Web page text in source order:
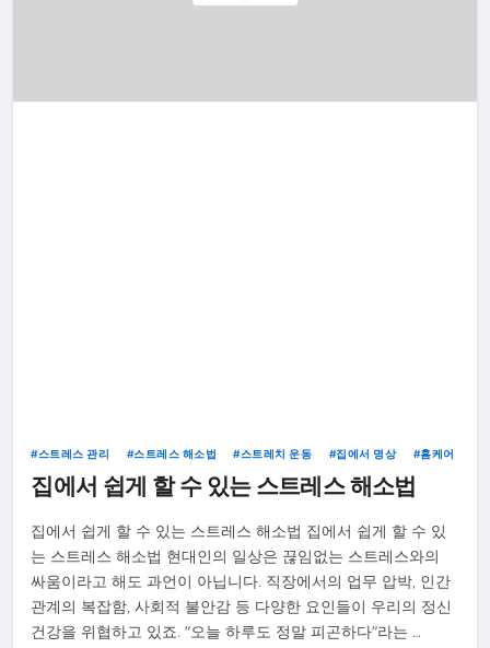
스트레스 관리 스트레스 해소법 스트레치 운동 집에서 명상 홈케어
집에서 쉽게 할 수 있는 스트레스 해소법
집에서 쉽게 할 수 있는 스트레스 해소법 집에서 쉽게 할 수 있
는 스트레스 해소법 현대인의 일상은 끊임없는 스트레스와의
싸움이라고 해도 과언이 아닙니다. 직장에서의 업무 압박, 인간
관계의 복잡함, 사회적 불안감 등 다양한 요인들이 우리의 정신
건강을 위협하고 있죠. "오늘 하루도 정말 피곤하다"라는 …